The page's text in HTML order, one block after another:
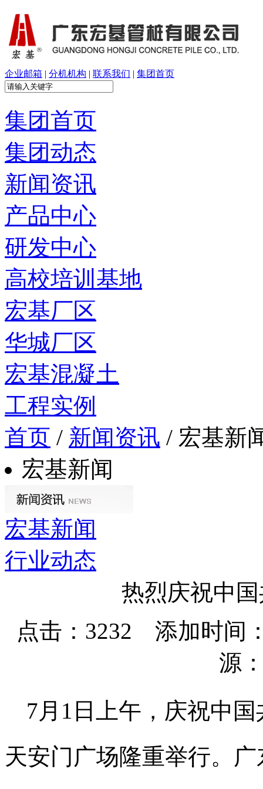
企业邮箱 | 分机机构 | 联系我们 | 集团首页
集团首页
集团动态
新闻资讯
产品中心
研发中心
高校培训基地
宏基厂区
华城厂区
宏基混凝土
工程实例
首页 / 新闻资讯 / 宏基新
宏基新闻
宏基新闻
行业动态
热烈庆祝中
点击：3232 添加时间
源
7月 1 日上午，庆祝中
天安门广场隆重举行。